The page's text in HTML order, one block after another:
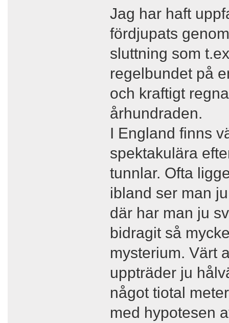
Jag har haft
fördjupats
sluttning som
regelbundet på
och kraftigt
århundraden.
I England finns
spektakulära
tunnlar. Ofta
ibland ser man
där har man ju
bidragit så
mysterium. Värt
uppträder ju
något tiotal
med hypotesen